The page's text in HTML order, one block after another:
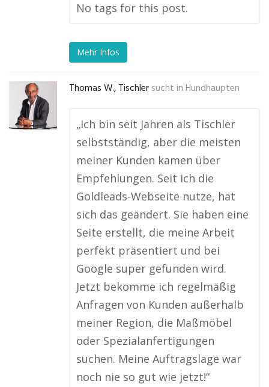
No tags for this post.
Mehr Infos
Thomas W., Tischler sucht in Hundhaupten
„Ich bin seit Jahren als Tischler
selbstständig, aber die meisten
meiner Kunden kamen über
Empfehlungen. Seit ich die
Goldleads-Webseite nutze, hat
sich das geändert. Sie haben eine
Seite erstellt, die meine Arbeit
perfekt präsentiert und bei
Google super gefunden wird.
Jetzt bekomme ich regelmäßig
Anfragen von Kunden außerhalb
meiner Region, die Maßmöbel
oder Spezialanfertigungen
suchen. Meine Auftragslage war
noch nie so gut wie jetzt!“